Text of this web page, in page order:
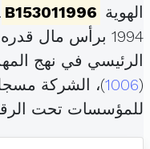
الهوية B153011996
1994 برأس مال قدره
(
1006)، الشركة
للمؤسسات تحت